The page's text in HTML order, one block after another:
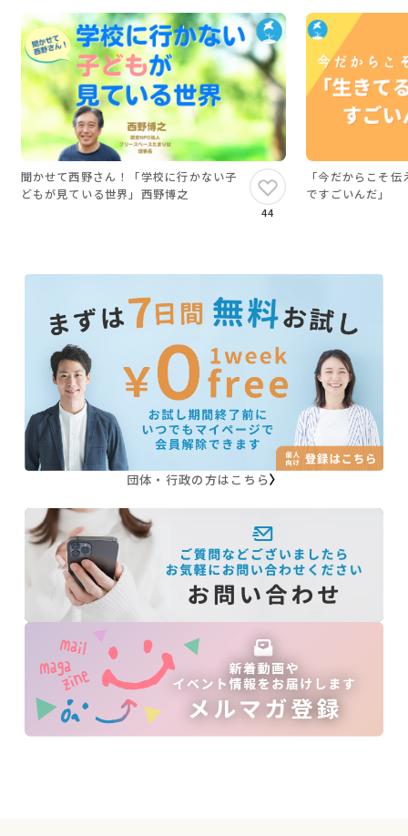
・「自由な教育」「子どもが真ん中の教育」に興
味のある方
・フリースクール、オルタナティブスクール、幼
稚園、保育園などで「夢みる小学校」の実践を活
かしたい方
・公教育に「夢みる小学校」の実践を取り入れた
い方
・不登校、ホームスクール、ホームエデュケー
ション家庭の方
力。声のかけ方や接し方
・民主的な学びの場のつくり方
・公教育や家庭、フリースクールで「夢みる小学
校」の実践の取り入れ方
◆講座開催日：2023年7月29日
※登壇者の肩書は開催当時のものです。
聞かせて西野さん！「学校に行かない子
どもが見ている世界」西野博之
44
「今だからこそ
ですごいんだ」
団体・行政の方はこちら